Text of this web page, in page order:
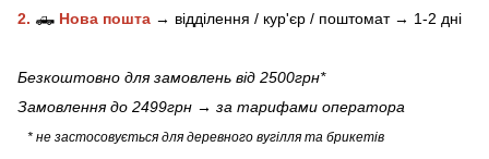
2. 🛻 Нова пошта → відділення / кур'єр / поштомат → 1-2 дні
Безкоштовно для замовлень від 2500грн*
Замовлення до 2499грн → за тарифами оператора
* не застосовується для деревного вугілля та брикетів